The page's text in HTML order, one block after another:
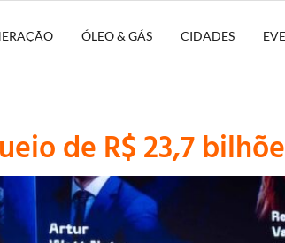
ÓLEO & GÁS CIDADES
de R$ 23,7